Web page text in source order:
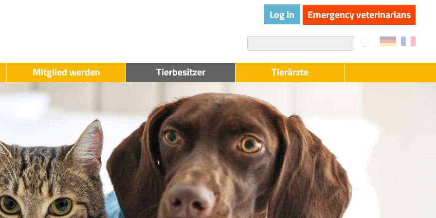
Emergency veterinarians
User
account
menu
Log in
Search
-
Mitglied werden
Propriétaires
d'animaux
Tierbesitzer
-
veterinarians
(anonymous)
Tierärzte